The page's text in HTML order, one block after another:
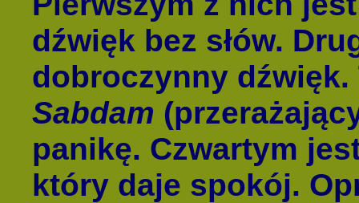
dźwięk bez słów.
dobroczynny
Sabdam
panikę. Czwartym
który daje spokój.